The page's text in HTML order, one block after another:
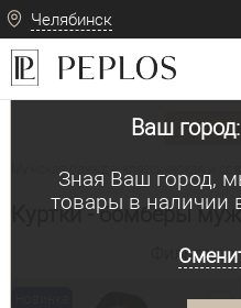
Челябинск
Ваш
Зная Ваш город,
товары в наличии
Вид
Мужская одежда: классическая и
Куртки - бомберы
Фильтр по: